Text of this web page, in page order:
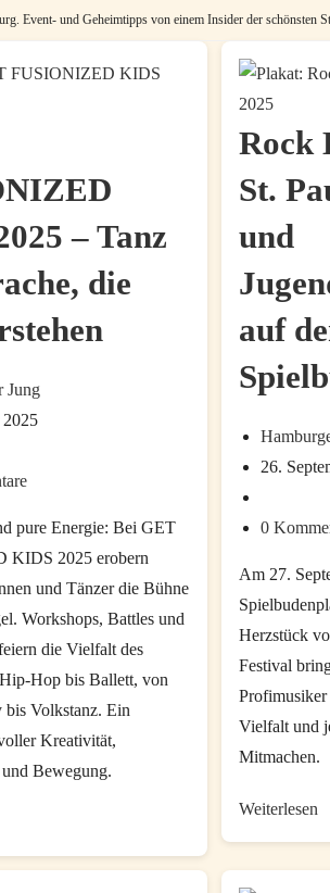
Event- und Geheimtipps von einem Insider der schönsten
– Tanz
die
Jung
pure Energie: Bei GET
KIDS 2025 erobern
und Tänzer die Bühne
Workshops, Battles und
die Vielfalt des
Hop bis Ballett, von
bis Volkstanz. Ein
Kreativität,
Bewegung.
Rock
St.
und
auf
Beitrags-
Autor:
Beitrag
geändert
26.
Kategorie:
Beitrags-
0
Am 27.
Herzstück
Festival
Profimusiker
Vielfalt und
Mitmachen.
Weiterlesen